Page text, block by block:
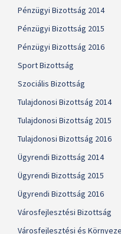
Pénzügyi Bizottság 2014
Pénzügyi Bizottság 2015
Pénzügyi Bizottság 2016
Sport Bizottság
Szociális Bizottság
Tulajdonosi Bizottság 2014
Tulajdonosi Bizottság 2015
Tulajdonosi Bizottság 2016
Ügyrendi Bizottság 2014
Ügyrendi Bizottság 2015
Ügyrendi Bizottság 2016
Városfejlesztési Bizottság
Városfejlesztési és